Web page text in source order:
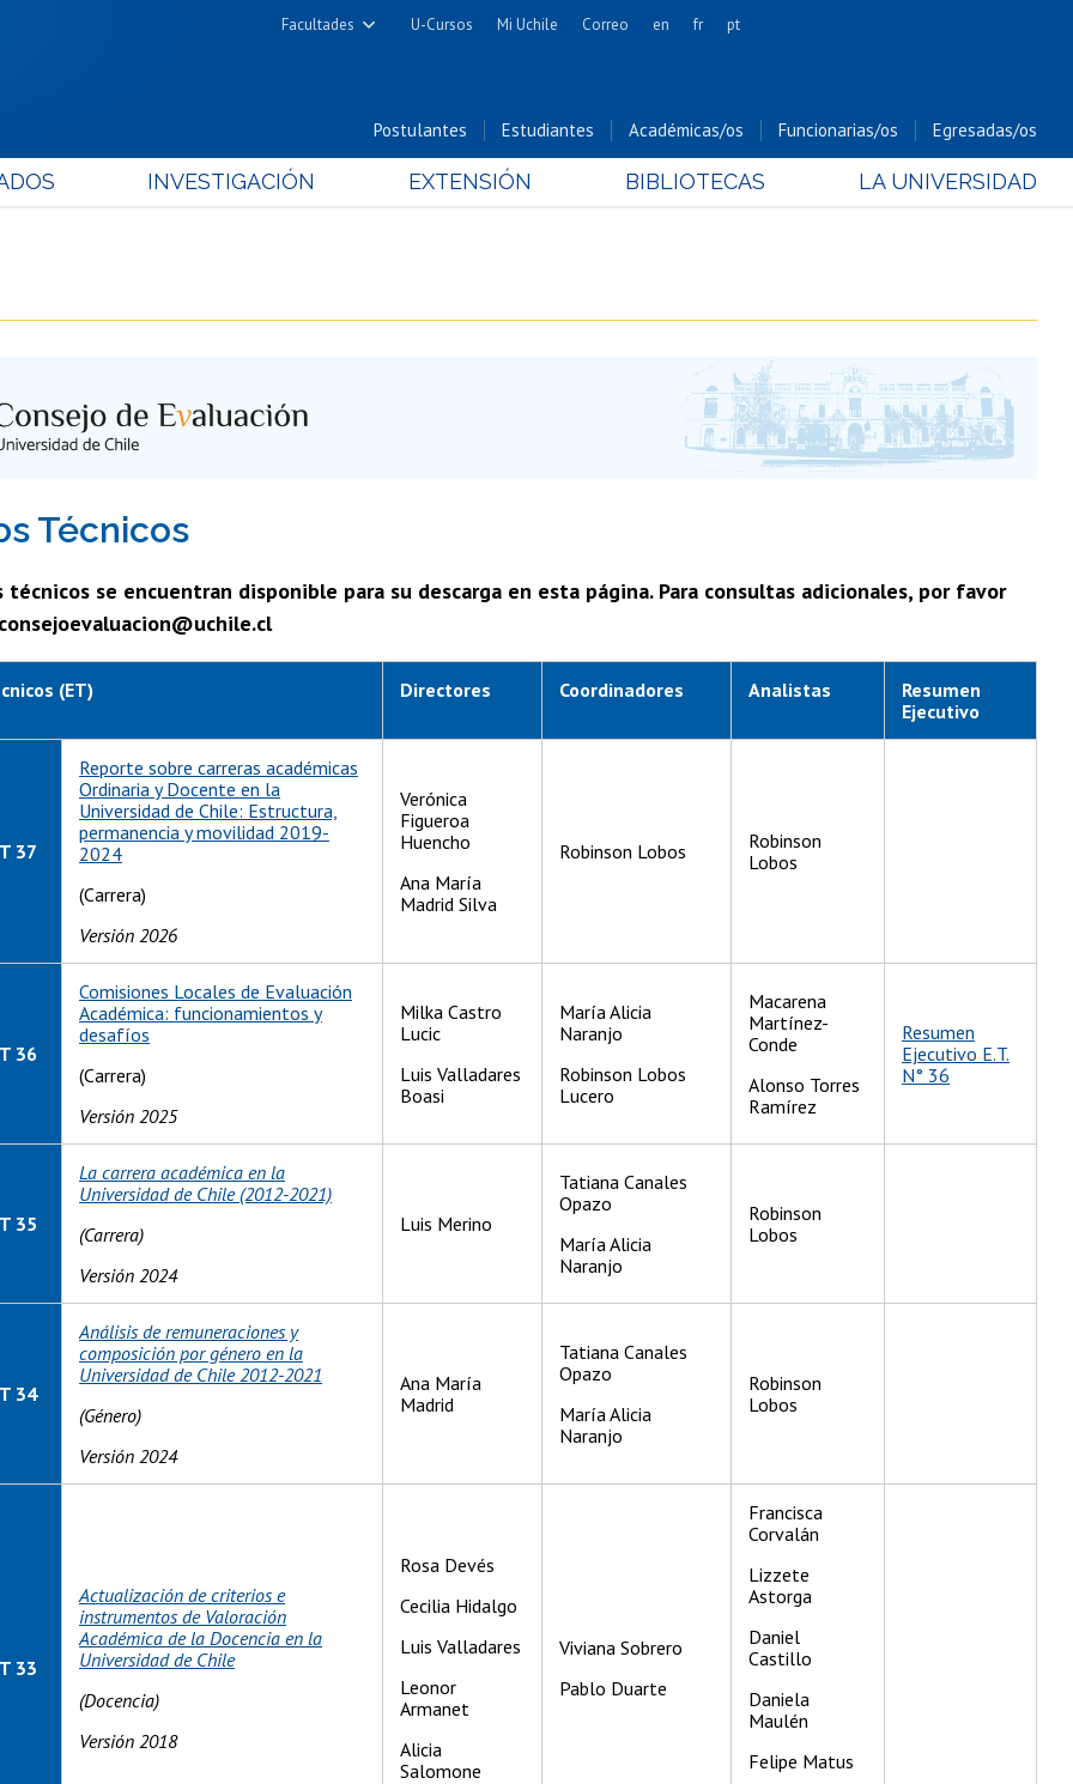
Facultades
Cs. Físicas y Matemáticas
Cs. Forestales y Conservación
Cs. Químicas y Farmacéuticas
Cs. Sociales
Estudios Internacionales
Bachillerato
Hospital Clínico
U-Cursos Mi Uchile Correo en fr pt
Postulantes Estudiantes Académicas/os Funcionarias/os Egresadas/os
INVESTIGACIÓN EXTENSIÓN BIBLIOTECAS LA UNIVERSIDAD
Técnicos
técnicos se encuentran disponible para su descarga en esta página. Para consultas adicionales, por favor
(ET) Directores Coordinadores Analistas
Resumen
Ejecutivo
37
Reporte sobre carreras académicas
Ordinaria y Docente en la
Universidad de Chile: Estructura,
permanencia y movilidad 2019-
2024
(Carrera)
Versión 2026
Verónica
Figueroa
Huencho
Ana María
Madrid Silva
Robinson Lobos
Robinson
Lobos
36
Comisiones Locales de Evaluación
Académica: funcionamientos y
desafíos
(Carrera)
Versión 2025
Milka Castro
Lucic
Luis Valladares
Boasi
María Alicia
Naranjo
Robinson Lobos
Lucero
Macarena
Martínez-
Conde
Alonso Torres
Ramírez
Resumen
Ejecutivo E.T.
N° 36
35
La carrera académica en la
Universidad de Chile (2012-2021)
(Carrera)
Versión 2024
Luis Merino
Tatiana Canales
Opazo
María Alicia
Naranjo
Robinson
Lobos
34
Análisis de remuneraciones y
composición por género en la
Universidad de Chile 2012-2021
(Género)
Versión 2024
Ana María
Madrid
Tatiana Canales
Opazo
María Alicia
Naranjo
Robinson
Lobos
33
Actualización de criterios e
instrumentos de Valoración
Académica de la Docencia en la
Universidad de Chile
(Docencia)
Versión 2018
Rosa Devés
Cecilia Hidalgo
Luis Valladares
Leonor
Armanet
Alicia
Salomone
Viviana Sobrero
Pablo Duarte
Francisca
Corvalán
Lizzete
Astorga
Daniel
Castillo
Daniela
Maulén
Felipe Matus